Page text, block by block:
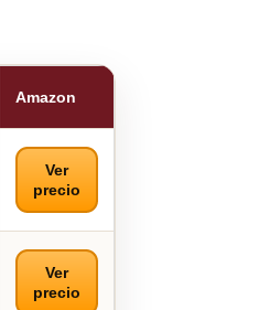
Amazon
Ver
precio
Ver
precio